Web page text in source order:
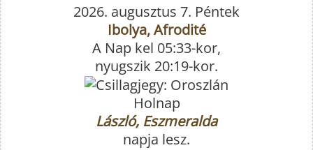
2026. augusztus 7. Péntek
Ibolya, Afrodité
A Nap kel 05:33-kor,
nyugszik 20:19-kor.
Holnap
László, Eszmeralda
napja lesz.